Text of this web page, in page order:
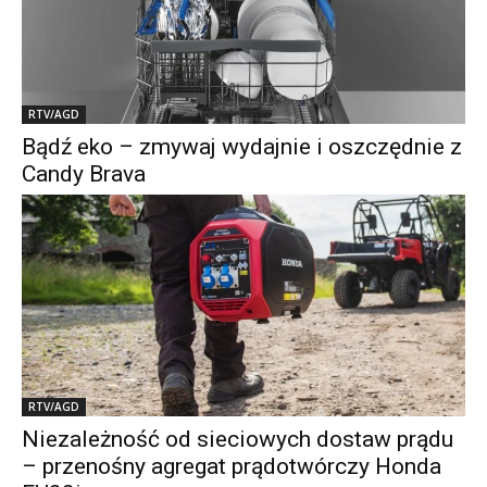
RTV/AGD
Bądź eko – zmywaj wydajnie i oszczędnie z
Candy Brava
RTV/AGD
Niezależność od sieciowych dostaw prądu
– przenośny agregat prądotwórczy Honda